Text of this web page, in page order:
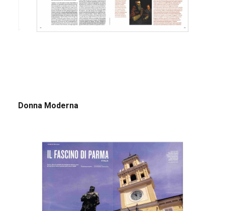
Donna Moderna